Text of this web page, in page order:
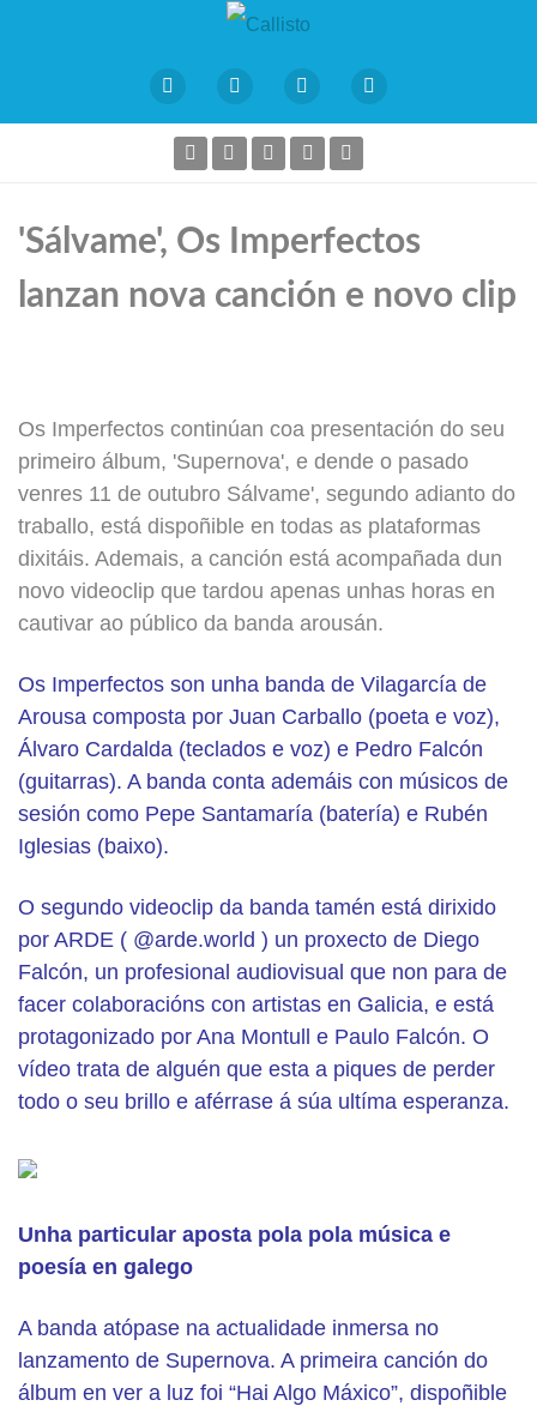
'Sálvame', Os Imperfectos
lanzan nova canción e novo clip
Os Imperfectos continúan coa presentación do seu
primeiro álbum, 'Supernova', e dende o pasado
venres 11 de outubro Sálvame', segundo adianto do
traballo, está dispoñible en todas as plataformas
dixitáis. Ademais, a canción está acompañada dun
novo videoclip que tardou apenas unhas horas en
cautivar ao público da banda arousán.
Os Imperfectos son unha banda de Vilagarcía de
Arousa composta por Juan Carballo (poeta e voz),
Álvaro Cardalda (teclados e voz) e Pedro Falcón
(guitarras). A banda conta ademáis con músicos de
sesión como Pepe Santamaría (batería) e Rubén
Iglesias (baixo).
O segundo videoclip da banda tamén está dirixido
por ARDE ( @arde.world ) un proxecto de Diego
Falcón, un profesional audiovisual que non para de
facer colaboracións con artistas en Galicia, e está
protagonizado por Ana Montull e Paulo Falcón. O
vídeo trata de alguén que esta a piques de perder
todo o seu brillo e aférrase á súa ultíma esperanza.
Unha particular aposta pola pola música e
poesía en galego
A banda atópase na actualidade inmersa no
lanzamento de Supernova. A primeira canción do
álbum en ver a luz foi “Hai Algo Máxico”, dispoñible